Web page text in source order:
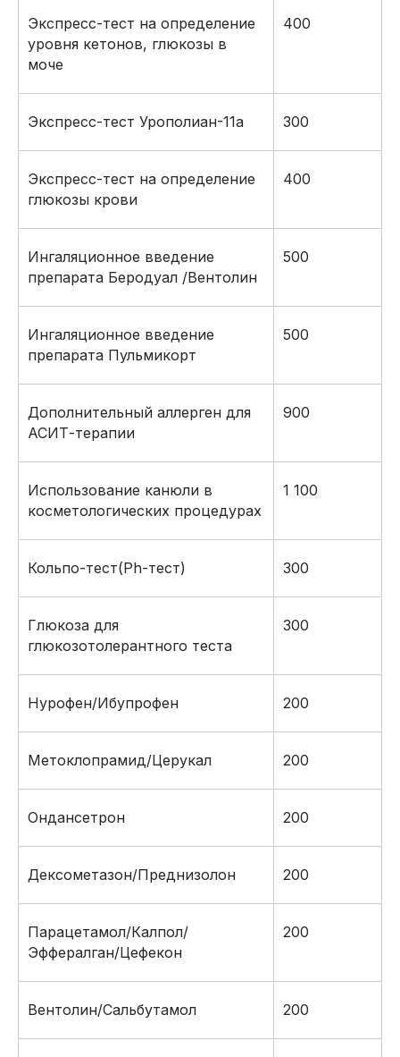
Экспресс-тест на определение
уровня кетонов, глюкозы в
моче
400
Экспресс-тест Урополиан-11а 300
Экспресс-тест на определение
глюкозы крови
400
Ингаляционное введение
препарата Беродуал /Вентолин
500
Ингаляционное введение
препарата Пульмикорт
500
Дополнительный аллерген для
АСИТ-терапии
900
Использование канюли в
косметологических процедурах
1 100
Кольпо-тест(Ph-тест) 300
Глюкоза для
глюкозотолерантного теста
300
Нурофен/Ибупрофен 200
Метоклопрамид/Церукал 200
Ондансетрон 200
Дексометазон/Преднизолон 200
Парацетамол/Калпол/
Эффералган/Цефекон
200
Вентолин/Сальбутамол 200